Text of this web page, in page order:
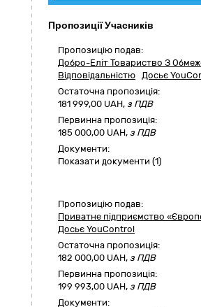
Пропозиції Учасників
Пропозицію подав:
Добро-Елiт Товариство З
Вiдповiдальнiстю Досьє
Остаточна пропозиція:
181 999,00 UAH, з ПДВ
Первинна пропозиція:
185 000,00 UAH, з ПДВ
Документи:
Показати документи (1)
Пропозицію подав:
Приватне підприємство
Досьє YouControl
Остаточна пропозиція:
182 000,00 UAH, з ПДВ
Первинна пропозиція:
199 993,00 UAH, з ПДВ
Документи: